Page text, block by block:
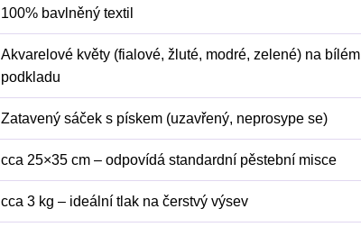
100% bavlněný textil
Akvarelové květy (fialové, žluté, modré, zelené) na bílém
podkladu
Zatavený sáček s pískem (uzavřený, neprosype se)
cca 25×35 cm – odpovídá standardní pěstební misce
cca 3 kg – ideální tlak na čerstvý výsev